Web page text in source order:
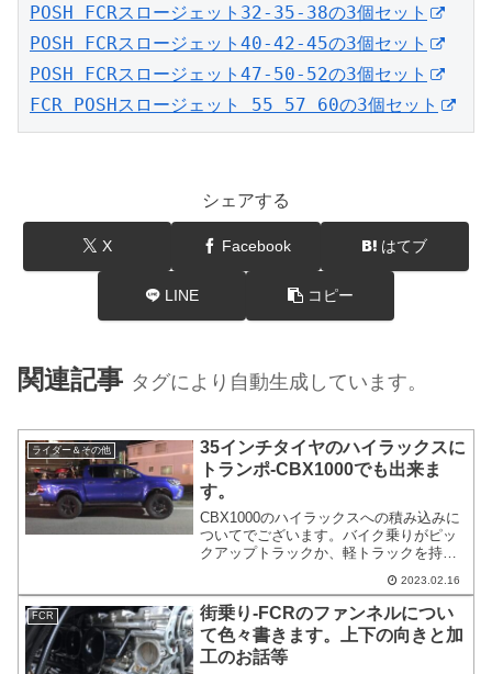
POSH FCRスロージェット32-35-38の3個セット
POSH FCRスロージェット40-42-45の3個セット
POSH FCRスロージェット47-50-52の3個セット
FCR POSHスロージェット 55 57 60の3個セット
シェアする
X Facebook はてブ
LINE コピー
関連記事 タグにより自動生成しています。
ライダー＆その他
35インチタイヤのハイラックスに
トランポ-CBX1000でも出来ま
す。
CBX1000のハイラックスへの積み込みに
ついてでございます。バイク乗りがピッ
クアップトラックか、軽トラックを持っ
と思うのがトランポです。トランポとは
荷台にバイクを積載することでございま
す。ちなみに台車を連結して引く状態は
トレーラーです。
2023.02.16
FCR
街乗り-FCRのファンネルについ
て色々書きます。上下の向きと加
工のお話等